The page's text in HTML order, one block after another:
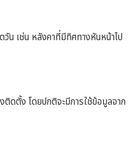
น เช่น หลังคาที่มีทิศทางหันหน้าไป
ดตั้ง โดยปกติจะมีการใช้ข้อมูลจาก